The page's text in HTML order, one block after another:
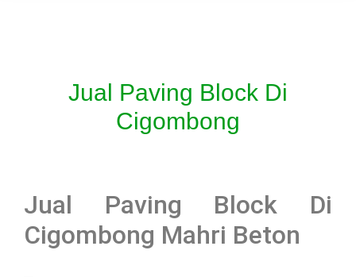
Jual Paving Block Di
Cigombong
Jual Paving Block Di
Cigombong Mahri Beton